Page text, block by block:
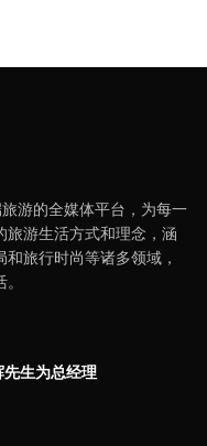
游的全媒体平台，为每一
旅游生活方式和理念，涵
旅行时尚等诸多领域，
生为总经理